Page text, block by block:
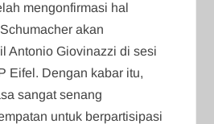
mengonfirmasi hal
akan
Antonio Giovinazzi di sesi
Eifel. Dengan kabar itu,
sangat senang
untuk berpartisipasi